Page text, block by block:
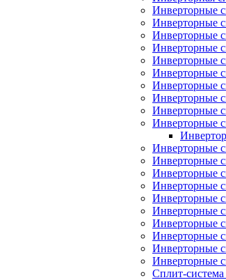
Инверторные
Инверторные
Инверторные
Инверторные
Инверторные
Инверторные
Инверторные
Инверторные
Инверторные
Инверторные
Инверторные
Инверторные
Инверторные
Инверторные
Инверторные
Инверторные
Инверторные
Инверторные
Инверторные
Инверторные
Сплит-